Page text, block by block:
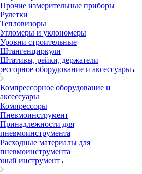
Прочие измерительные приборы
Рулетки
Тепловизоры
Угломеры и уклономеры
Уровни строительные
Штангенциркули
Штативы, рейки, держатели
оборудование и аксессуары
Компрессорное оборудование и
аксессуары
Компрессоры
Пневмоинструмент
Принадлежности для
пневмоинструмента
Расходные материалы для
пневмоинструмента
инструмент